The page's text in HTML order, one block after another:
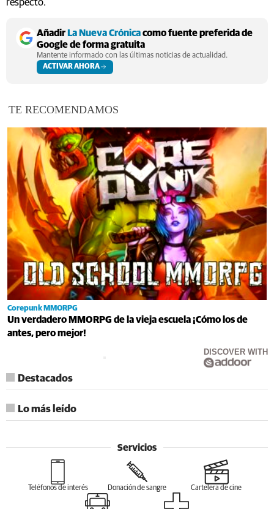
respecto.
AñadirLa Nueva Crónicacomo fuente preferida de
Google de forma gratuita
Mantente informado con las últimas noticias de actualidad.
ACTIVAR AHORA
TE RECOMENDAMOS
Corepunk MMORPG
Un verdadero MMORPG de la vieja escuela ¡Cómo los de
antes, pero mejor!
DISCOVER WITH
Destacados
Lo más leído
Servicios
Teléfonos de interés Donación de sangre Cartelera de cine